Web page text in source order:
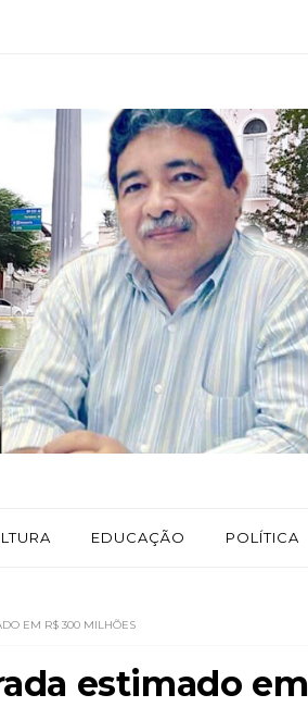
EDUCAÇÃO POLÍTICA
EM R$ 300 MILHÕES
estimado em